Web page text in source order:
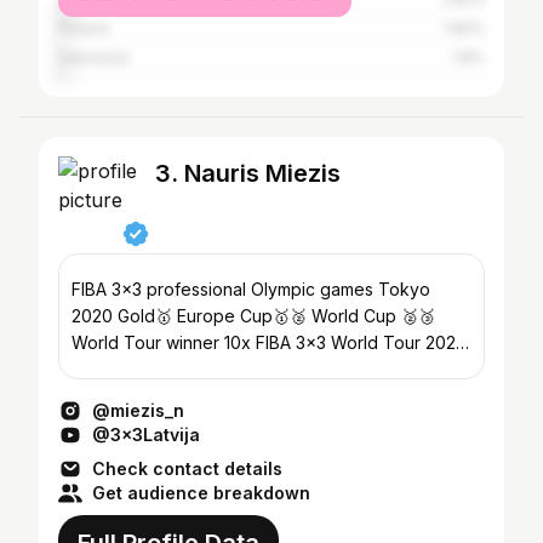
3. Nauris Miezis
FIBA 3x3 professional Olympic games Tokyo
2020 Gold🥇 Europe Cup🥇🥈 World Cup 🥈🥉
World Tour winner 10x FIBA 3x3 World Tour 2020
@miezis_n
@3x3Latvija
Check contact details
Get audience breakdown